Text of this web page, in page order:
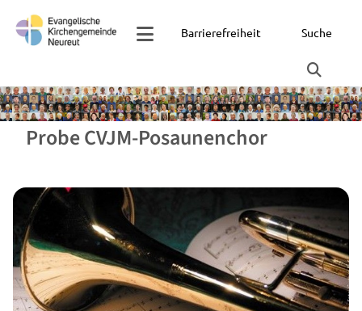
Barrierefreiheit Suche
Probe CVJM-Posaunenchor